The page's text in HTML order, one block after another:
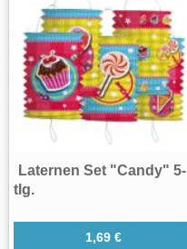
Laternen Set "Candy" 5-
tlg.
1,69 €